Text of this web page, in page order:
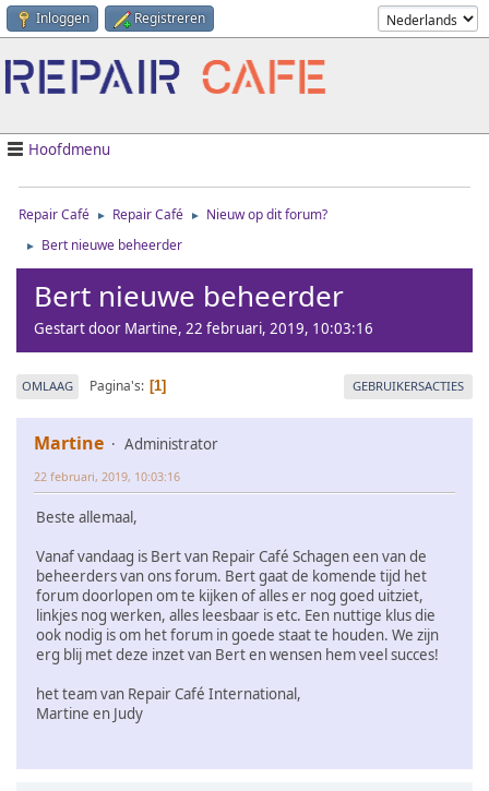
Inloggen Registreren
Hoofdmenu
Repair Café ► Repair Café ► Nieuw op dit forum?
► Bert nieuwe beheerder
Bert nieuwe beheerder
Gestart door Martine, 22 februari, 2019, 10:03:16
OMLAAG Pagina's 1 GEBRUIKERSACTIES
Martine Administrator
22 februari, 2019, 10:03:16
Beste allemaal,
Vanaf vandaag is Bert van Repair Café Schagen een van de
beheerders van ons forum. Bert gaat de komende tijd het
forum doorlopen om te kijken of alles er nog goed uitziet,
linkjes nog werken, alles leesbaar is etc. Een nuttige klus die
ook nodig is om het forum in goede staat te houden. We zijn
erg blij met deze inzet van Bert en wensen hem veel succes!
het team van Repair Café International,
Martine en Judy